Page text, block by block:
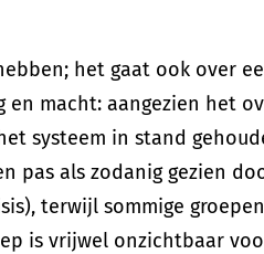
het gaat ook over
en macht: aangezien het
systeem in stand
pas als zodanig gezien
terwijl sommige
is vrijwel onzichtbaar